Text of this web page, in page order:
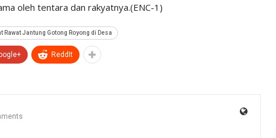
oleh tentara dan rakyatnya.(ENC-1)
Rawat Jantung Gotong Royong di Desa
ReddIt